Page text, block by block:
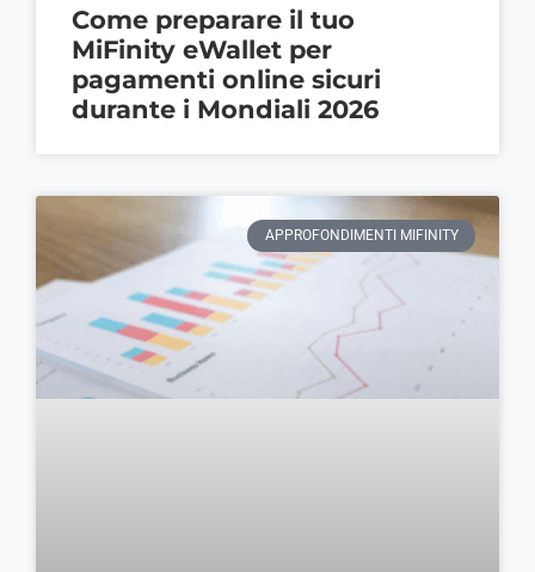
Come preparare il tuo
MiFinity eWallet per
pagamenti online sicuri
durante i Mondiali 2026
APPROFONDIMENTI MIFINITY